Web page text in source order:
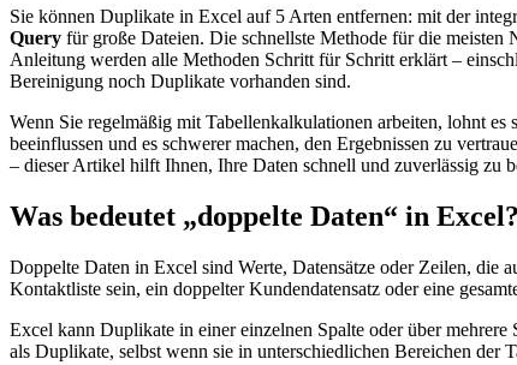
Sie können Duplikate in Excel auf 5 Arten entfernen: mit der
Query für große Dateien. Die schnellste Methode für die meisten
Anleitung werden alle Methoden Schritt für Schritt erklärt –
Bereinigung noch Duplikate vorhanden sind.
Wenn Sie regelmäßig mit Tabellenkalkulationen arbeiten, lohnt
beeinflussen und es schwerer machen, den Ergebnissen zu
– dieser Artikel hilft Ihnen, Ihre Daten schnell und zuverlässig zu
Was bedeutet „doppelte Daten“ in Excel?
Doppelte Daten in Excel sind Werte, Datensätze oder Zeilen, die
Kontaktliste sein, ein doppelter Kundendatensatz oder eine
Excel kann Duplikate in einer einzelnen Spalte oder über
als Duplikate, selbst wenn sie in unterschiedlichen Bereichen der